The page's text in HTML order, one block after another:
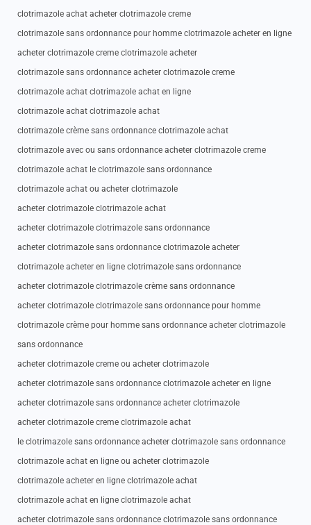
clotrimazole achat acheter clotrimazole creme
clotrimazole sans ordonnance pour homme clotrimazole acheter en ligne
acheter clotrimazole creme clotrimazole acheter
clotrimazole sans ordonnance acheter clotrimazole creme
clotrimazole achat clotrimazole achat en ligne
clotrimazole achat clotrimazole achat
clotrimazole crème sans ordonnance clotrimazole achat
clotrimazole avec ou sans ordonnance acheter clotrimazole creme
clotrimazole achat le clotrimazole sans ordonnance
clotrimazole achat ou acheter clotrimazole
acheter clotrimazole clotrimazole achat
acheter clotrimazole clotrimazole sans ordonnance
acheter clotrimazole sans ordonnance clotrimazole acheter
clotrimazole acheter en ligne clotrimazole sans ordonnance
acheter clotrimazole clotrimazole crème sans ordonnance
acheter clotrimazole clotrimazole sans ordonnance pour homme
clotrimazole crème pour homme sans ordonnance acheter clotrimazole
sans ordonnance
acheter clotrimazole creme ou acheter clotrimazole
acheter clotrimazole sans ordonnance clotrimazole acheter en ligne
acheter clotrimazole sans ordonnance acheter clotrimazole
acheter clotrimazole creme clotrimazole achat
le clotrimazole sans ordonnance acheter clotrimazole sans ordonnance
clotrimazole achat en ligne ou acheter clotrimazole
clotrimazole acheter en ligne clotrimazole achat
clotrimazole achat en ligne clotrimazole achat
acheter clotrimazole sans ordonnance clotrimazole sans ordonnance